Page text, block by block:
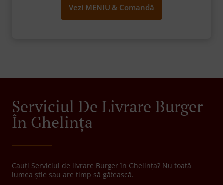
Vezi MENIU & Comandă
Serviciul De Livrare Burger
În Ghelința
Cauți Serviciul de livrare Burger în Ghelința? Nu toată
lumea știe sau are timp să gătească.